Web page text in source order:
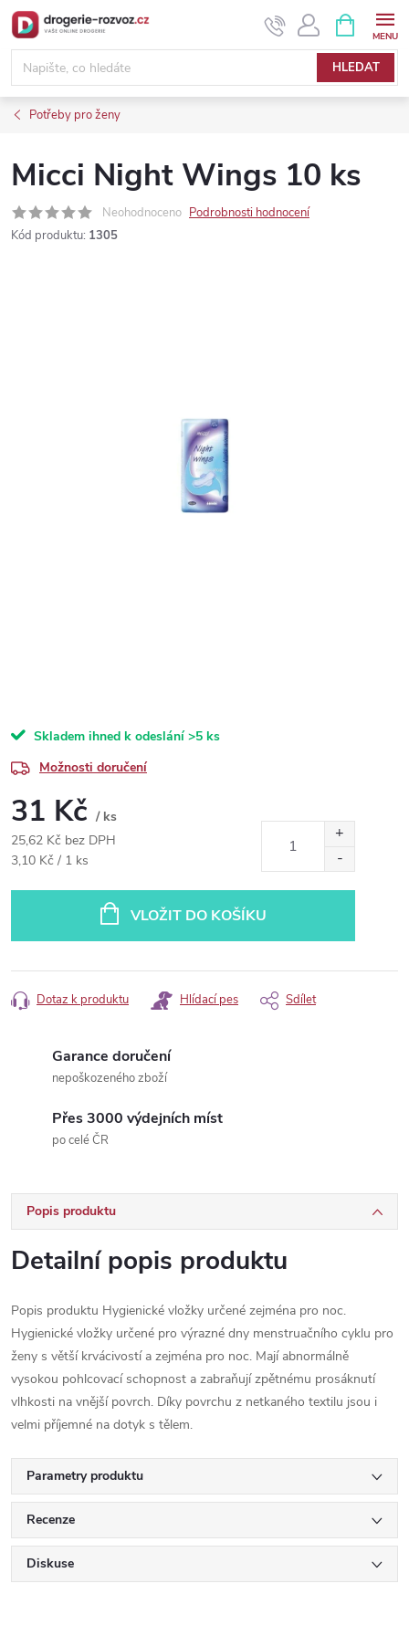
Přejít
na
obsah
HLEDAT
NÁKUPNÍ
KOŠÍK
Potřeby pro ženy
Micci Night Wings 10 ks
Neohodnoceno Podrobnosti hodnocení
Kód produktu: 1305
Skladem ihned k odeslání >5 ks
Možnosti doručení
31 Kč / ks
25,62 Kč bez DPH
Měrná
3,10 Kč / 1 ks
VLOŽIT DO KOŠÍKU
Dotaz k produktu Hlídací pes Sdílet
Garance doručení
nepoškozeného zboží
Přes 3000 výdejních míst
po celé ČR
Popis produktu
Detailní popis produktu
Popis produktu Hygienické vložky určené zejména pro noc.
Hygienické vložky určené pro výrazné dny menstruačního cyklu pro
ženy s větší krvácivostí a zejména pro noc. Mají abnormálně
vysokou pohlcovací schopnost a zabraňují zpětnému prosáknutí
vlhkosti na vnější povrch. Díky povrchu z netkaného textilu jsou i
velmi příjemné na dotyk s tělem.
Parametry produktu
Recenze
Diskuse